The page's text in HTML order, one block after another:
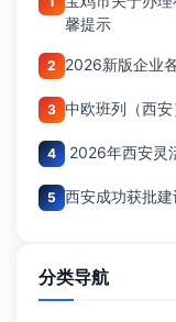
馨提示
2 2026新版企业
3 中欧班列（西
4 2026年西安灵
5 西安成功获批
分类导航